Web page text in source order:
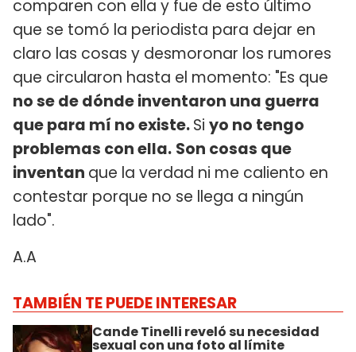
comparen con ella y fue de esto último
que se tomó la periodista para dejar en
claro las cosas y desmoronar los rumores
que circularon hasta el momento: "Es que
no se de dónde inventaron una guerra
que para mí no existe.Si yo no tengo
problemas con ella. Son cosas que
inventan que la verdad ni me caliento en
contestar porque no se llega a ningún
lado".
A.A
TAMBIÉN TE PUEDE INTERESAR
Cande Tinelli reveló su necesidad
sexual con una foto al límite